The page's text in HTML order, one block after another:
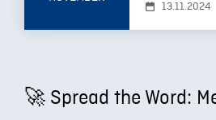
13.11.2024
🚀 Spread the Word: